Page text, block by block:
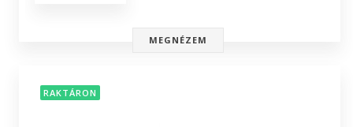
MEGNÉZEM
RAKTÁRON